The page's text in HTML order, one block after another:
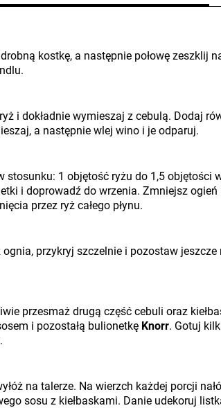
kostkę, a następnie połowę zeszklij
i dokładnie wymieszaj z cebulą. Dodaj
a następnie wlej wino i je odparuj.
stosunku: 1 objętość ryżu do 1,5 objętości
i doprowadź do wrzenia. Zmniejsz
przez ryż całego płynu.
ognia, przykryj szczelnie i pozostaw jeszcze
przesmaż drugą część cebuli oraz
i pozostałą bulionetkę Knorr. Gotuj
na talerze. Na wierzch każdej porcji
sosu z kiełbaskami. Danie udekoruj